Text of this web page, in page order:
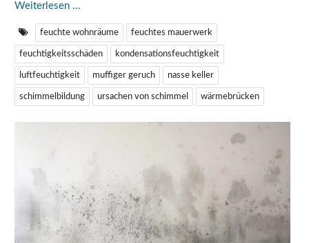
Weiterlesen ...
feuchte wohnräume feuchtes mauerwerk
feuchtigkeitsschäden kondensationsfeuchtigkeit
luftfeuchtigkeit muffiger geruch nasse keller
schimmelbildung ursachen von schimmel wärmebrücken